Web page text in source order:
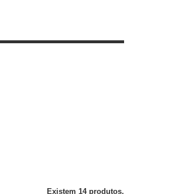
Existem 14 produtos.